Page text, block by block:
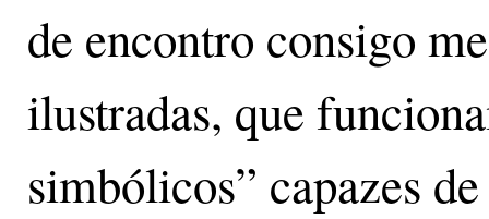
de encontro consigo
ilustradas, que
simbólicos” capazes